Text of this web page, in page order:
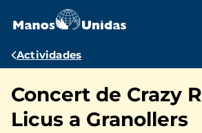
contenido
Ruta
navegación
Actividades
Concert de Crazy
Licus a Granollers